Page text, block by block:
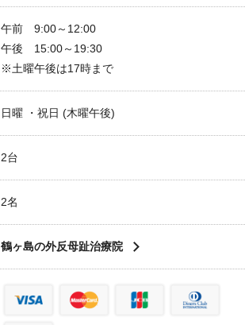
午前 9:00～12:00
午後 15:00～19:30
※土曜午後は17時まで
日曜 ・祝日 (木曜午後)
2台
2名
鶴ヶ島の外反母趾治療院